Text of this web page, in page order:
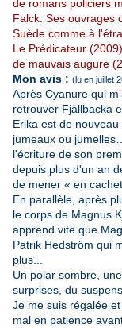
de romans policiers
Falck. Ses ouvrages
Suède comme à
Le Prédicateur
de mauvais augure
Mon avis : (lu en juillet
Après Cyanure qui
retrouver Fjällbacka
Erika est de
jumeaux ou
l'écriture de son
depuis plus d'un an
de mener « en
En parallèle, après
le corps de Magnus
apprend vite que
Patrik Hedström qui
plus...
Un polar sombre,
surprises, du
Je me suis régalée
mal en patience